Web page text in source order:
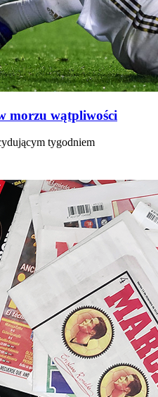
morzu wątpliwości
tygodniem